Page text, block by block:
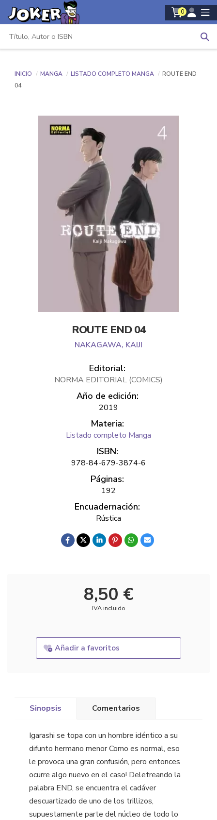
0
INICIO MANGA LISTADO COMPLETO MANGA
ROUTE END
04
ROUTE END 04
NAKAGAWA, KAIJI
Editorial:
NORMA EDITORIAL (COMICS)
Año de edición:
2019
Materia:
Listado completo Manga
ISBN:
978-84-679-3874-6
Páginas:
192
Encuadernación:
Rústica
8,50 €
IVA incluido
Añadir a favoritos
Sinopsis Comentarios
Igarashi se topa con un hombre idéntico a su
difunto hermano menor Como es normal, eso
le provoca una gran confusión, pero entonces
ocurre algo nuevo en el caso! Deletreando la
palabra END, se encuentra el cadáver
descuartizado de uno de los trillizos,
supuestamente parte del núcleo de todo lo